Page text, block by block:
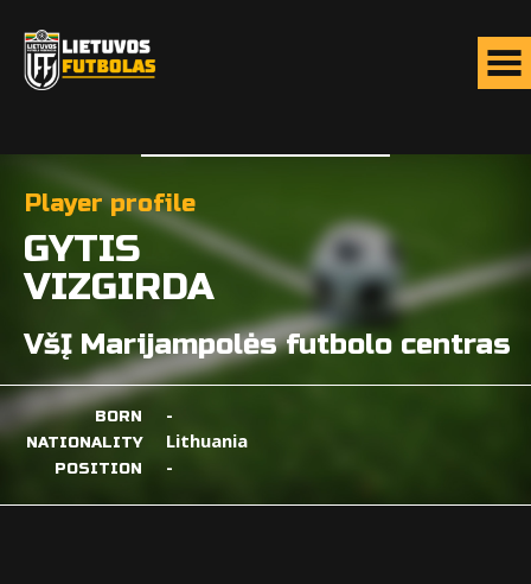
Player profile
GYTIS
VIZGIRDA
VšĮ Marijampolės futbolo centras
BORN -
NATIONALITY Lithuania
POSITION -